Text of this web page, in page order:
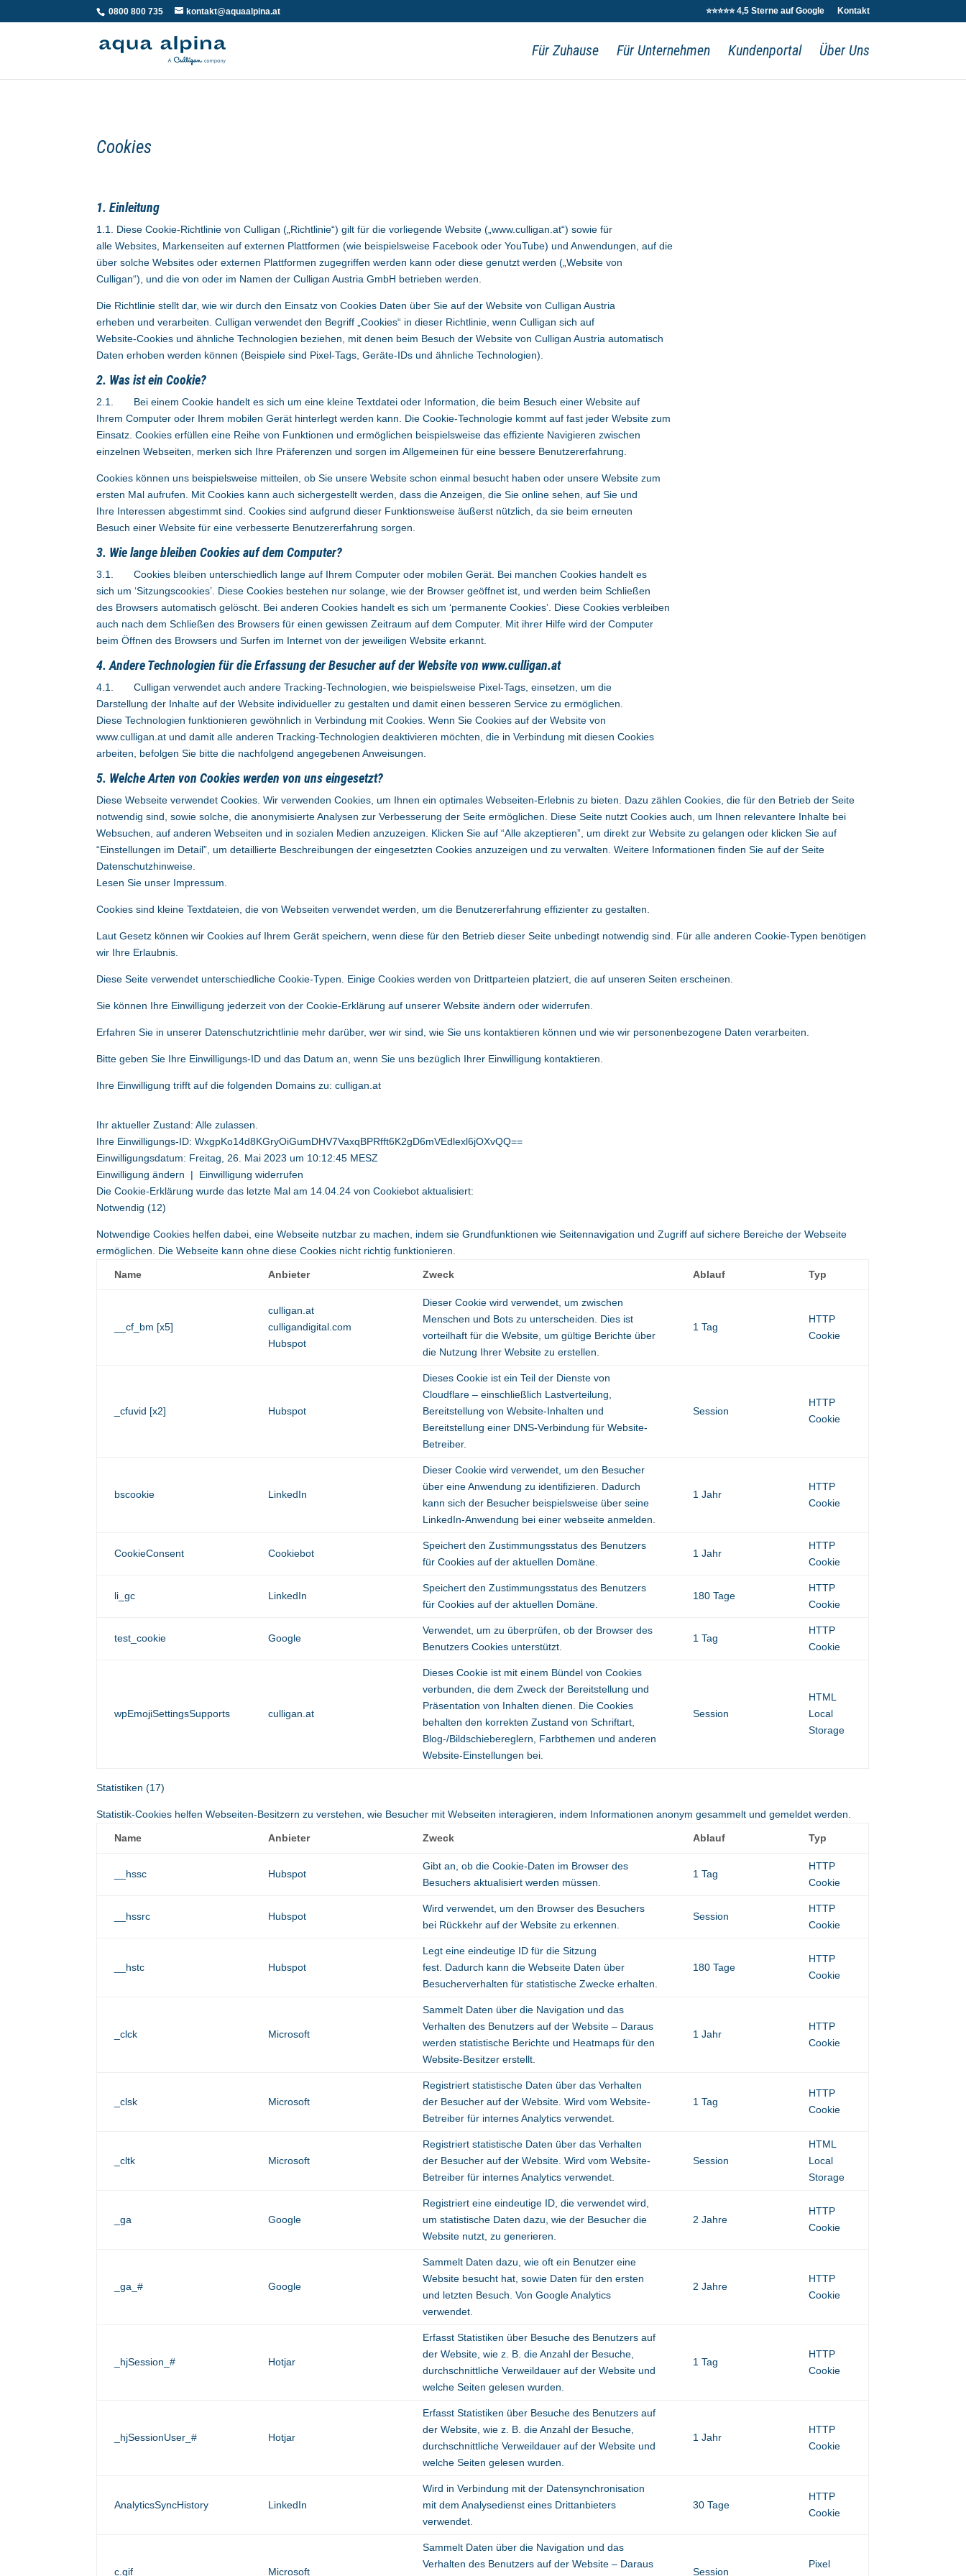
0800 800 735 kontakt@aquaalpina.at ⭐⭐⭐⭐⭐ 4,5 Sterne auf Google Kontakt
Für Zuhause Für Unternehmen Kundenportal Über Uns
Cookies
1. Einleitung
1.1. Diese Cookie-Richtlinie von Culligan („Richtlinie“) gilt für die vorliegende Website („www.culligan.at“) sowie für
alle Websites, Markenseiten auf externen Plattformen (wie beispielsweise Facebook oder YouTube) und Anwendungen, auf die
über solche Websites oder externen Plattformen zugegriffen werden kann oder diese genutzt werden („Website von
Culligan“), und die von oder im Namen der Culligan Austria GmbH betrieben werden.
Die Richtlinie stellt dar, wie wir durch den Einsatz von Cookies Daten über Sie auf der Website von Culligan Austria
erheben und verarbeiten. Culligan verwendet den Begriff „Cookies“ in dieser Richtlinie, wenn Culligan sich auf
Website-Cookies und ähnliche Technologien beziehen, mit denen beim Besuch der Website von Culligan Austria automatisch
Daten erhoben werden können (Beispiele sind Pixel-Tags, Geräte-IDs und ähnliche Technologien).
2. Was ist ein Cookie?
2.1. Bei einem Cookie handelt es sich um eine kleine Textdatei oder Information, die beim Besuch einer Website auf
Ihrem Computer oder Ihrem mobilen Gerät hinterlegt werden kann. Die Cookie-Technologie kommt auf fast jeder Website zum
Einsatz. Cookies erfüllen eine Reihe von Funktionen und ermöglichen beispielsweise das effiziente Navigieren zwischen
einzelnen Webseiten, merken sich Ihre Präferenzen und sorgen im Allgemeinen für eine bessere Benutzererfahrung.
Cookies können uns beispielsweise mitteilen, ob Sie unsere Website schon einmal besucht haben oder unsere Website zum
ersten Mal aufrufen. Mit Cookies kann auch sichergestellt werden, dass die Anzeigen, die Sie online sehen, auf Sie und
Ihre Interessen abgestimmt sind. Cookies sind aufgrund dieser Funktionsweise äußerst nützlich, da sie beim erneuten
Besuch einer Website für eine verbesserte Benutzererfahrung sorgen.
3. Wie lange bleiben Cookies auf dem Computer?
3.1. Cookies bleiben unterschiedlich lange auf Ihrem Computer oder mobilen Gerät. Bei manchen Cookies handelt es
sich um ‘Sitzungscookies’. Diese Cookies bestehen nur solange, wie der Browser geöffnet ist, und werden beim Schließen
des Browsers automatisch gelöscht. Bei anderen Cookies handelt es sich um ‘permanente Cookies’. Diese Cookies verbleiben
auch nach dem Schließen des Browsers für einen gewissen Zeitraum auf dem Computer. Mit ihrer Hilfe wird der Computer
beim Öffnen des Browsers und Surfen im Internet von der jeweiligen Website erkannt.
4. Andere Technologien für die Erfassung der Besucher auf der Website von www.culligan.at
4.1. Culligan verwendet auch andere Tracking-Technologien, wie beispielsweise Pixel-Tags, einsetzen, um die
Darstellung der Inhalte auf der Website individueller zu gestalten und damit einen besseren Service zu ermöglichen.
Diese Technologien funktionieren gewöhnlich in Verbindung mit Cookies. Wenn Sie Cookies auf der Website von
www.culligan.at und damit alle anderen Tracking-Technologien deaktivieren möchten, die in Verbindung mit diesen Cookies
arbeiten, befolgen Sie bitte die nachfolgend angegebenen Anweisungen.
5. Welche Arten von Cookies werden von uns eingesetzt?
Diese Webseite verwendet Cookies. Wir verwenden Cookies, um Ihnen ein optimales Webseiten-Erlebnis zu bieten. Dazu zählen Cookies, die für den Betrieb der Seite
notwendig sind, sowie solche, die anonymisierte Analysen zur Verbesserung der Seite ermöglichen. Diese Seite nutzt Cookies auch, um Ihnen relevantere Inhalte bei
Websuchen, auf anderen Webseiten und in sozialen Medien anzuzeigen. Klicken Sie auf “Alle akzeptieren”, um direkt zur Website zu gelangen oder klicken Sie auf
“Einstellungen im Detail”, um detaillierte Beschreibungen der eingesetzten Cookies anzuzeigen und zu verwalten. Weitere Informationen finden Sie auf der Seite
Datenschutzhinweise.
Lesen Sie unser Impressum.
Cookies sind kleine Textdateien, die von Webseiten verwendet werden, um die Benutzererfahrung effizienter zu gestalten.
Laut Gesetz können wir Cookies auf Ihrem Gerät speichern, wenn diese für den Betrieb dieser Seite unbedingt notwendig sind. Für alle anderen Cookie-Typen benötigen
wir Ihre Erlaubnis.
Diese Seite verwendet unterschiedliche Cookie-Typen. Einige Cookies werden von Drittparteien platziert, die auf unseren Seiten erscheinen.
Sie können Ihre Einwilligung jederzeit von der Cookie-Erklärung auf unserer Website ändern oder widerrufen.
Erfahren Sie in unserer Datenschutzrichtlinie mehr darüber, wer wir sind, wie Sie uns kontaktieren können und wie wir personenbezogene Daten verarbeiten.
Bitte geben Sie Ihre Einwilligungs-ID und das Datum an, wenn Sie uns bezüglich Ihrer Einwilligung kontaktieren.
Ihre Einwilligung trifft auf die folgenden Domains zu: culligan.at
Ihr aktueller Zustand: Alle zulassen.
Ihre Einwilligungs-ID:WxgpKo14d8KGryOiGumDHV7VaxqBPRfft6K2gD6mVEdlexl6jOXvQQ==
Einwilligungsdatum: Freitag, 26. Mai 2023 um 10:12:45 MESZ
Einwilligung ändern | Einwilligung widerrufen
Die Cookie-Erklärung wurde das letzte Mal am 14.04.24 vonCookiebot aktualisiert:
Notwendig (12)
Notwendige Cookies helfen dabei, eine Webseite nutzbar zu machen, indem sie Grundfunktionen wie Seitennavigation und Zugriff auf sichere Bereiche der Webseite
ermöglichen. Die Webseite kann ohne diese Cookies nicht richtig funktionieren.
Name Anbieter Zweck Ablauf Typ
__cf_bm [x5]
culligan.at
culligandigital.com
Hubspot
Dieser Cookie wird verwendet, um zwischen
Menschen und Bots zu unterscheiden. Dies ist
vorteilhaft für die Website, um gültige Berichte über
die Nutzung Ihrer Website zu erstellen.
1 Tag
HTTP
Cookie
_cfuvid [x2] Hubspot
Dieses Cookie ist ein Teil der Dienste von
Cloudflare – einschließlich Lastverteilung,
Bereitstellung von Website-Inhalten und
Bereitstellung einer DNS-Verbindung für Website-
Betreiber.
Session
HTTP
Cookie
bscookie LinkedIn
Dieser Cookie wird verwendet, um den Besucher
über eine Anwendung zu identifizieren. Dadurch
kann sich der Besucher beispielsweise über seine
LinkedIn-Anwendung bei einer webseite anmelden.
1 Jahr
HTTP
Cookie
CookieConsent Cookiebot
Speichert den Zustimmungsstatus des Benutzers
für Cookies auf der aktuellen Domäne.
1 Jahr
HTTP
Cookie
li_gc LinkedIn
Speichert den Zustimmungsstatus des Benutzers
für Cookies auf der aktuellen Domäne.
180 Tage
HTTP
Cookie
test_cookie Google
Verwendet, um zu überprüfen, ob der Browser des
Benutzers Cookies unterstützt.
1 Tag
HTTP
Cookie
wpEmojiSettingsSupports culligan.at
Dieses Cookie ist mit einem Bündel von Cookies
verbunden, die dem Zweck der Bereitstellung und
Präsentation von Inhalten dienen. Die Cookies
behalten den korrekten Zustand von Schriftart,
Blog-/Bildschiebereglern, Farbthemen und anderen
Website-Einstellungen bei.
Session
HTML
Local
Storage
Statistiken (17)
Statistik-Cookies helfen Webseiten-Besitzern zu verstehen, wie Besucher mit Webseiten interagieren, indem Informationen anonym gesammelt und gemeldet werden.
Name Anbieter Zweck Ablauf Typ
__hssc Hubspot
Gibt an, ob die Cookie-Daten im Browser des
Besuchers aktualisiert werden müssen.
1 Tag
HTTP
Cookie
__hssrc Hubspot
Wird verwendet, um den Browser des Besuchers
bei Rückkehr auf der Website zu erkennen.
Session
HTTP
Cookie
__hstc Hubspot
Legt eine eindeutige ID für die Sitzung
fest. Dadurch kann die Webseite Daten über
Besucherverhalten für statistische Zwecke erhalten.
180 Tage
HTTP
Cookie
_clck Microsoft
Sammelt Daten über die Navigation und das
Verhalten des Benutzers auf der Website – Daraus
werden statistische Berichte und Heatmaps für den
Website-Besitzer erstellt.
1 Jahr
HTTP
Cookie
_clsk Microsoft
Registriert statistische Daten über das Verhalten
der Besucher auf der Website. Wird vom Website-
Betreiber für internes Analytics verwendet.
1 Tag
HTTP
Cookie
_cltk Microsoft
Registriert statistische Daten über das Verhalten
der Besucher auf der Website. Wird vom Website-
Betreiber für internes Analytics verwendet.
Session
HTML
Local
Storage
_ga Google
Registriert eine eindeutige ID, die verwendet wird,
um statistische Daten dazu, wie der Besucher die
Website nutzt, zu generieren.
2 Jahre
HTTP
Cookie
_ga_# Google
Sammelt Daten dazu, wie oft ein Benutzer eine
Website besucht hat, sowie Daten für den ersten
und letzten Besuch. Von Google Analytics
verwendet.
2 Jahre
HTTP
Cookie
_hjSession_# Hotjar
Erfasst Statistiken über Besuche des Benutzers auf
der Website, wie z. B. die Anzahl der Besuche,
durchschnittliche Verweildauer auf der Website und
welche Seiten gelesen wurden.
1 Tag
HTTP
Cookie
_hjSessionUser_# Hotjar
Erfasst Statistiken über Besuche des Benutzers auf
der Website, wie z. B. die Anzahl der Besuche,
durchschnittliche Verweildauer auf der Website und
welche Seiten gelesen wurden.
1 Jahr
HTTP
Cookie
AnalyticsSyncHistory LinkedIn
Wird in Verbindung mit der Datensynchronisation
mit dem Analysedienst eines Drittanbieters
verwendet.
30 Tage
HTTP
Cookie
c.gif Microsoft
Sammelt Daten über die Navigation und das
Verhalten des Benutzers auf der Website – Daraus
Session
Pixel